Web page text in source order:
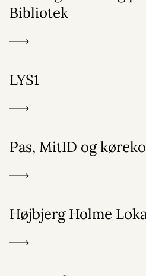
Bibliotek
LYS1
Pas, MitID og
Højbjerg Holme